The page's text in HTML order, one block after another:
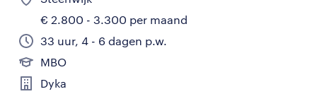
€ 2.800 - 3.300 per maand
33 uur, 4 - 6 dagen p.w.
MBO
Dyka